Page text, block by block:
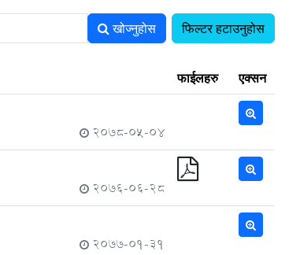
खोज्नुहोस फिल्टर हटाउनुहोस
फाईलहरु एक्सन
2078-05-04
2076-06-28
2077-01-31